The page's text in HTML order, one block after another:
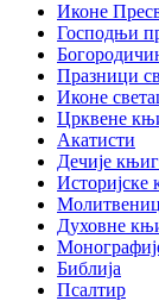
Иконе
Господњи
Празници
Иконе
Црквене
Акатисти
Дечије
Историјске
Духовне
Библија
Псалтир